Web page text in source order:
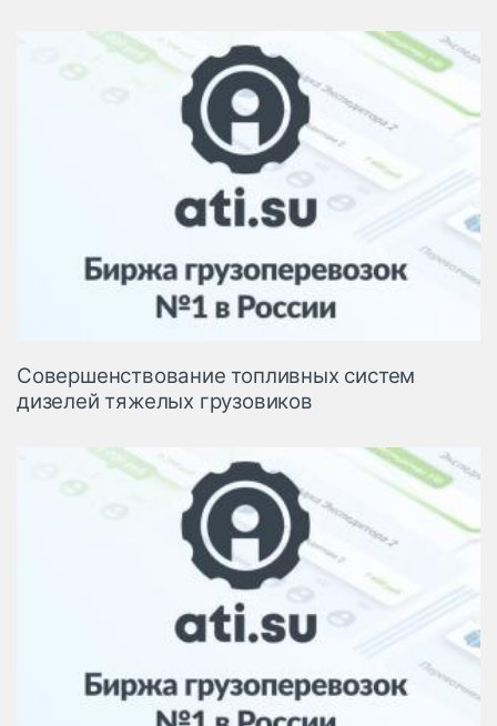
Совершенствование топливных систем
дизелей тяжелых грузовиков